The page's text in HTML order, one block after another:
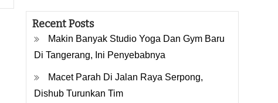
Recent Posts
Makin Banyak Studio Yoga Dan Gym Baru
Di Tangerang, Ini Penyebabnya
Macet Parah Di Jalan Raya Serpong,
Dishub Turunkan Tim